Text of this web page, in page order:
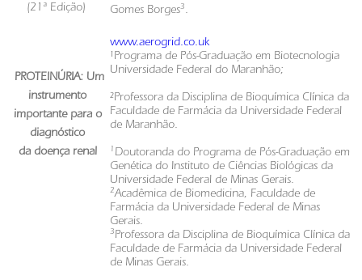
(21ª Edição)
PROTEINÚRIA: Um
instrumento
importante para o
diagnóstico
da doença renal
Gomes Borges3 .
www.aerogrid.co.uk
¹Programa de Pós-Graduação em Biotecnologia
Universidade Federal do Maranhão;
²Professora da Disciplina de Bioquímica Clínica da
Faculdade de Farmácia da Universidade Federal
de Maranhão.
1 Doutoranda do Programa de Pós-Graduação em
Genética do Instituto de Ciências Biológicas da
Universidade Federal de Minas Gerais.
2Acadêmica de Biomedicina, Faculdade de
Farmácia da Universidade Federal de Minas
Gerais.
3 Professora da Disciplina de Bioquímica Clínica da
Faculdade de Farmácia da Universidade Federal
de Minas Gerais.